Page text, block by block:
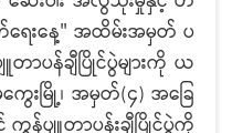
ရေးနေ့" အထိမ်းအမှတ် ပ
တာပန်ချီပြိုင်ပွဲများကို ယ
ေးမြို့၊ အမှတ်(၄) အခြေ
န်ပျူတာပန်းချီပြိုင်ပွဲကို